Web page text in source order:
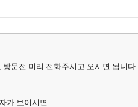
문전 미리 전화주시고 오시면 됩니다.
가 보이시면